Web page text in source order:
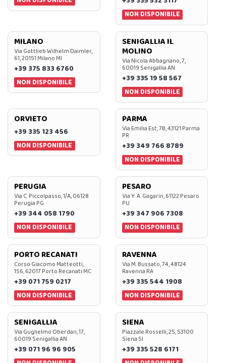
NON DISPONIBILE
MILANO
Via Gottlieb Wilhelm Daimler,
61, 20151 Milano MI
+39 375 833 6760
NON DISPONIBILE
SENIGALLIA IL
MOLINO
Via Nicola Abbagnano, 7,
60019 Senigallia AN
+39 335 19 58 567
NON DISPONIBILE
ORVIETO
+39 335 123 456
NON DISPONIBILE
PARMA
Via Emilia Est, 7B, 43121 Parma
PR
+39 349 766 8789
NON DISPONIBILE
PERUGIA
Via C. Piccolpasso, 1/A, 06128
Perugia PG
+39 344 058 1790
NON DISPONIBILE
PESARO
Via Y. A. Gagarin, 61122 Pesaro
PU
+39 347 906 7308
NON DISPONIBILE
PORTO RECANATI
Corso Giacomo Matteotti,
156, 62017 Porto Recanati MC
+39 071 759 0217
NON DISPONIBILE
RAVENNA
Via M. Bussato, 74, 48124
Ravenna RA
+39 335 544 1908
NON DISPONIBILE
SENIGALLIA
Via Guglielmo Oberdan, 17,
60019 Senigallia AN
+39 071 96 96 905
SIENA
Piazzale Rosselli, 25, 53100
Siena SI
+39 335 528 6171